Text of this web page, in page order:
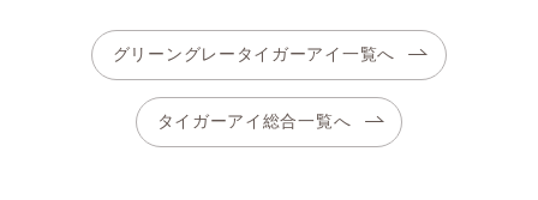
グリーングレータイガーアイ一覧へ
タイガーアイ総合一覧へ